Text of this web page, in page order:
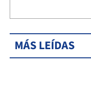
MÁS LEÍDAS